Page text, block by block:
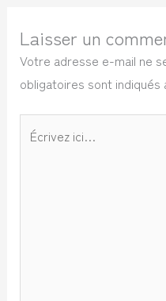
Laisser un
Votre adresse e-mail ne
obligatoires sont indiqués
Écrivez